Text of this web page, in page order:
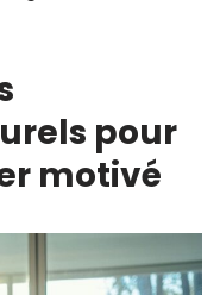
pour
motivé